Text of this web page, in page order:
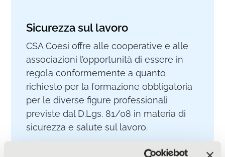
Sicurezza sul lavoro
CSA Coesi offre alle cooperative e alle
associazioni l’opportunità di essere in
regola conformemente a quanto
richiesto per la formazione obbligatoria
per le diverse figure professionali
previste dal D.Lgs. 81/08 in materia di
sicurezza e salute sul lavoro.